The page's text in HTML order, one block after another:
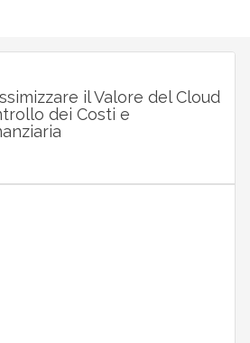
il Valore del Cloud
dei Costi e